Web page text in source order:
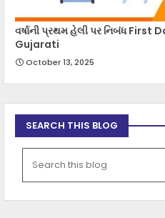
વર્ષાની પ્રથમ હેલી પર નિબંધ
Gujarati
October 13, 2025
SEARCH THIS BLOG